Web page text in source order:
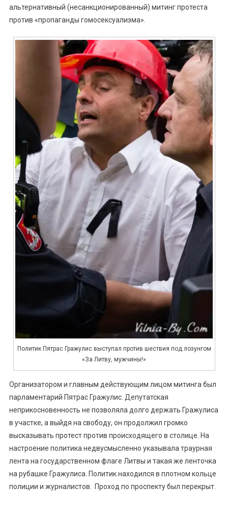
альтернативный (несанкционированный) митинг протеста
против «пропаганды гомосексуализма».
Политик Пятрас Гражулис выступал против шествия под лозунгом
«За Литву, мужчины!»
Организатором и главным действующим лицом митинга был
парламентарий Пятрас Гражулис. Депутатская
неприкосновенность не позволяла долго держать Гражулиса
в участке, а выйдя на свободу, он продолжил громко
высказывать протест против происходящего в столице. На
настроение политика недвусмысленно указывала траурная
лента на государственном флаге Литвы и такая же ленточка
на рубашке Гражулиса. Политик находился в плотном кольце
полиции и журналистов. Проход по проспекту был перекрыт.